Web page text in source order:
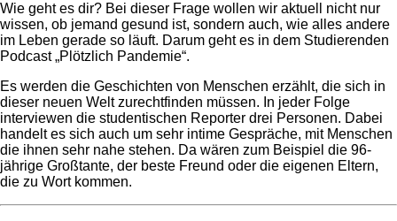
Wie geht es dir? Bei dieser Frage wollen wir aktuell nicht nur
wissen, ob jemand gesund ist, sondern auch, wie alles andere
im Leben gerade so läuft. Darum geht es in dem Studierenden
Podcast „Plötzlich Pandemie“.
Es werden die Geschichten von Menschen erzählt, die sich in
dieser neuen Welt zurechtfinden müssen. In jeder Folge
interviewen die studentischen Reporter drei Personen. Dabei
handelt es sich auch um sehr intime Gespräche, mit Menschen
die ihnen sehr nahe stehen. Da wären zum Beispiel die 96-
jährige Großtante, der beste Freund oder die eigenen Eltern,
die zu Wort kommen.